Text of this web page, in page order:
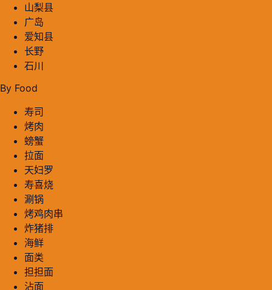
山梨县
广岛
爱知县
长野
石川
By Food
寿司
烤肉
螃蟹
拉面
天妇罗
寿喜烧
涮锅
烤鸡肉串
炸猪排
海鲜
面类
担担面
沾面